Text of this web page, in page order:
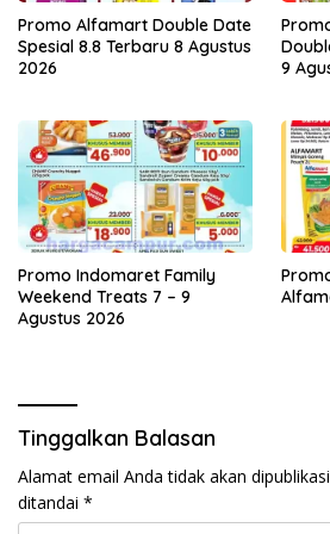
Promo Alfamart Double Date
Spesial 8.8 Terbaru 8 Agustus
2026
9
Promo Indomaret Family
Weekend Treats 7 – 9
Agustus 2026
Tinggalkan Balasan
Alamat email Anda tidak akan
ditandai *